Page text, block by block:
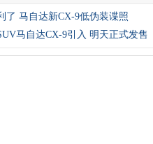
了 马自达新CX-9低伪装谍照
马自达CX-9引入 明天正式发售